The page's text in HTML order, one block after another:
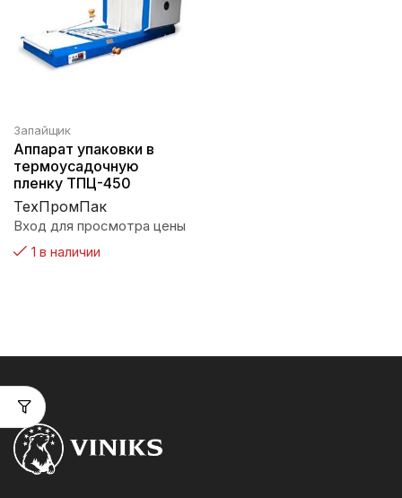
Запайщик
Аппарат упаковки в
термоусадочную
пленку ТПЦ-450
ТехПромПак
Вход для просмотра цены
1 в наличии